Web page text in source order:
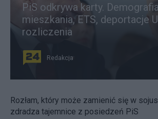
PiS odkrywa karty.
mieszkania, ETS, deportacje
rozliczenia
Redakcja
Rozłam, który może zamienić się w
zdradza tajemnice z posiedzeń PiS